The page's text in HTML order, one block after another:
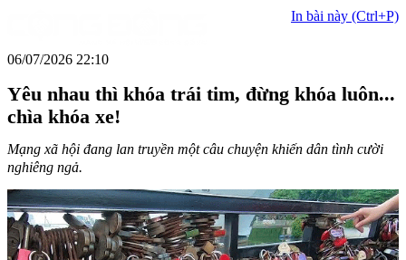
06/07/2026 22:10
In bài này (Ctrl+P)
Yêu nhau thì khóa trái tim, đừng khóa luôn...
chìa khóa xe!
Mạng xã hội đang lan truyền một câu chuyện khiến dân tình cười
nghiêng ngả.